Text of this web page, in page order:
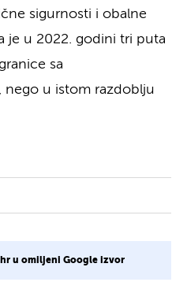
sigurnosti i obalne
je u 2022. godini tri puta
sa
nego u istom razdoblju
u omiljeni Google izvor